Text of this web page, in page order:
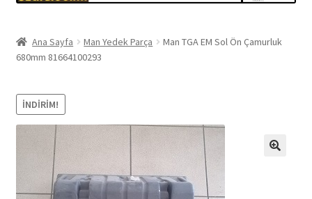
Ana Sayfa Man Yedek Parça
Man TGA EM Sol Ön Çamurluk
680mm 81664100293
İNDIRIM!